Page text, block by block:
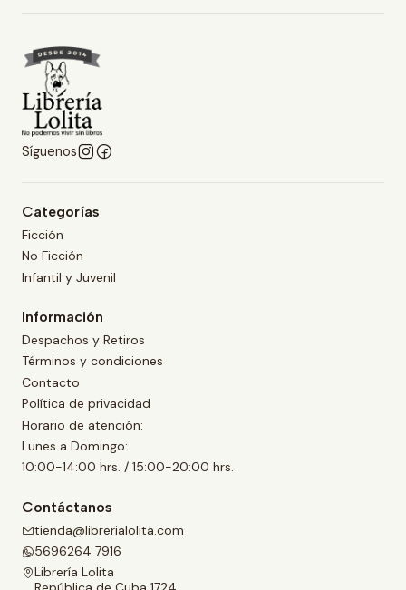
Síguenos
Categorías
Ficción
No Ficción
Infantil y Juvenil
Información
Despachos y Retiros
Términos y condiciones
Contacto
Política de privacidad
Horario de atención:
Lunes a Domingo:
10:00-14:00 hrs. / 15:00-20:00 hrs.
Contáctanos
tienda@librerialolita.com
5696264 7916
Librería Lolita